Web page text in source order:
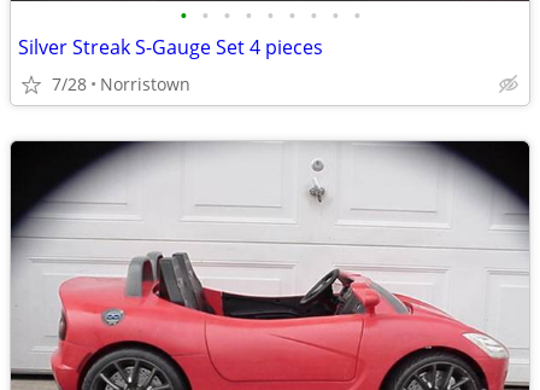
• • • • • • • • •
Silver Streak S-Gauge Set 4 pieces
7/28 Norristown